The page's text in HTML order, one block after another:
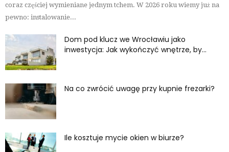
coraz częściej wymieniane jednym tchem. W 2026 roku wiemy już na
pewno: instalowanie...
Dom pod klucz we Wrocławiu jako
inwestycja: Jak wykończyć wnętrze, by...
Na co zwrócić uwagę przy kupnie frezarki?
Ile kosztuje mycie okien w biurze?